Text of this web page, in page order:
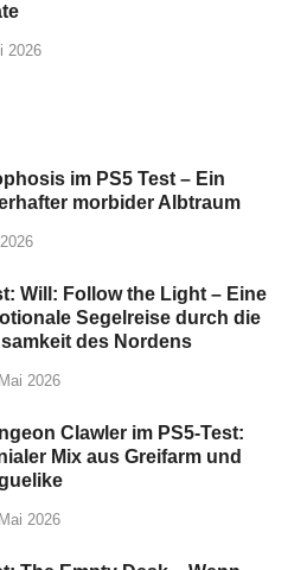
2026
im PS5 Test – Ein
morbider Albtraum
Will: Follow the Light – Eine
Segelreise durch die
des Nordens
2026
Clawler im PS5-Test:
Mix aus Greifarm und
2026